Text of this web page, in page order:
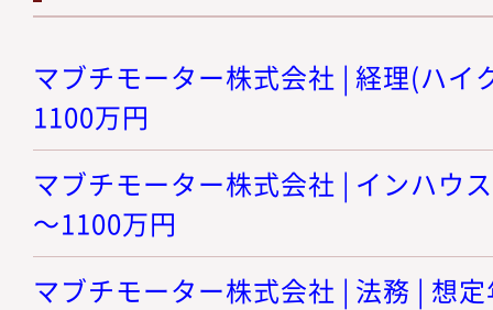
マブチモーター株式会社 | 経理(ハイ
1100万円
マブチモーター株式会社 | インハウ
～1100万円
マブチモーター株式会社 | 法務 | 想